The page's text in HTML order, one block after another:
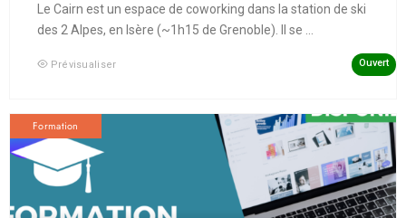
Le Cairn est un espace de coworking dans la station de ski
des 2 Alpes, en Isère (~1h15 de Grenoble). Il se ...
Prévisualiser Ouvert
Formation